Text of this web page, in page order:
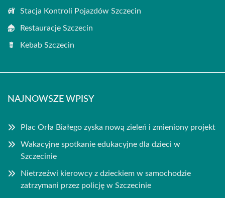
Stacja Kontroli Pojazdów Szczecin
Restauracje Szczecin
Kebab Szczecin
NAJNOWSZE WPISY
Plac Orła Białego zyska nową zieleń i zmieniony projekt
Wakacyjne spotkanie edukacyjne dla dzieci w
Szczecinie
Nietrzeźwi kierowcy z dzieckiem w samochodzie
zatrzymani przez policję w Szczecinie